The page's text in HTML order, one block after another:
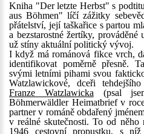
Kniha "Der letzte Herbst" s
aus Böhmen" líčí zážitky
přátelství, její taškařice s partou
a bezstarostné žertíky,
už stíny aktuální politický vývoj.
I když má románová fikce vrch,
identifikovat poměrně přesně.
svými letními pihami svou
Watzlawickové, dceři
Franze Watzlawicka (psal
Böhmerwäldler Heimatbrief v
partner v románě obdařený
v reálné skutečnosti. To od
1946 cestovní propustku, s